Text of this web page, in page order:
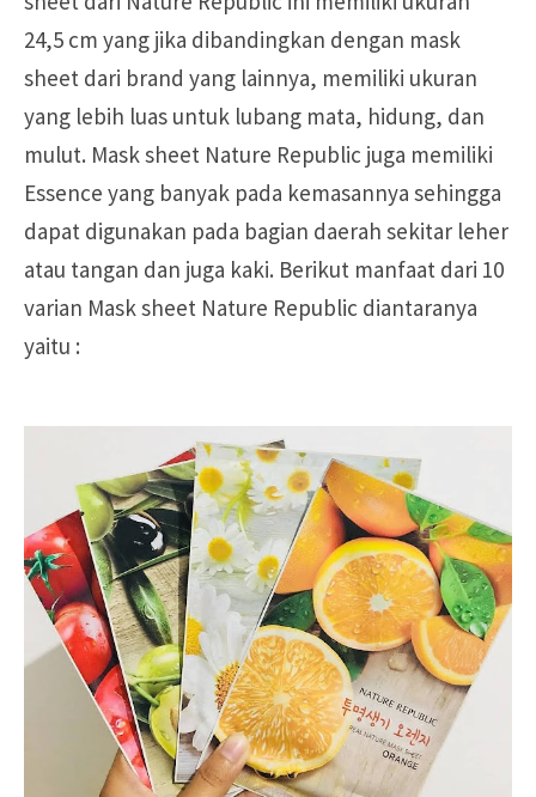
24,5 cm yang jika dibandingkan dengan mask
sheet dari brand yang lainnya, memiliki ukuran
yang lebih luas untuk lubang mata, hidung, dan
mulut. Mask sheet Nature Republic juga memiliki
Essence yang banyak pada kemasannya sehingga
dapat digunakan pada bagian daerah sekitar leher
atau tangan dan juga kaki. Berikut manfaat dari 10
varian Mask sheet Nature Republic diantaranya
yaitu :